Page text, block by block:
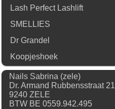
Lash Perfect Lashlift
SMELLIES
Dr Grandel
Koopjeshoek
Nails Sabrina (zele)
Dr. Armand Rubbensstraat 21
9240 ZELE
BTW BE 0559.942.495